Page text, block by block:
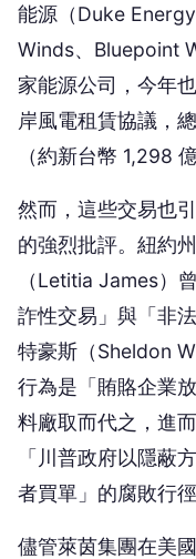
Winds、Bluepoint
家能源公司，今年
岸風電租賃協議，
（約新台幣 1,298
然而，這些交易也
的強烈批評。紐約
（Letitia James）
詐性交易」與「非
特豪斯（Sheldon
行為是「賄賂企業
料廠取而代之，進
「川普政府以隱蔽
者買單」的腐敗行
儘管萊茵集團在美
仍計畫在全球範圍